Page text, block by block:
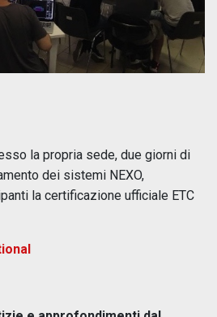
la propria sede, due giorni di
dei sistemi NEXO,
la certificazione ufficiale ETC